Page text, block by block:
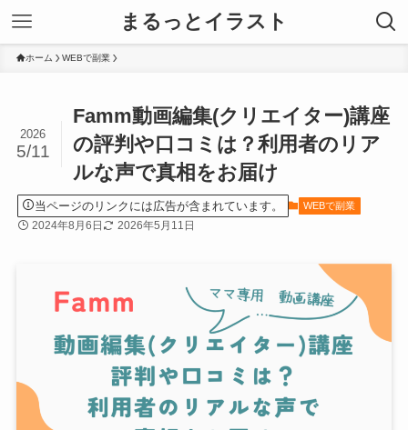
まるっとイラスト
ホーム WEBで副業
Famm動画編集(クリエイター)講座
の評判や口コミは？利用者のリア
ルな声で真相をお届け
2026
5/11
当ページのリンクには広告が含まれています。 WEBで副業
2024年8月6日 2026年5月11日